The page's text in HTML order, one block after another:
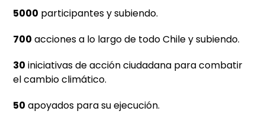
5000 participantes y subiendo.
700 acciones a lo largo de todo Chile y subiendo.
30 iniciativas de acción ciudadana para combatir
el cambio climático.
50 apoyados para su ejecución.